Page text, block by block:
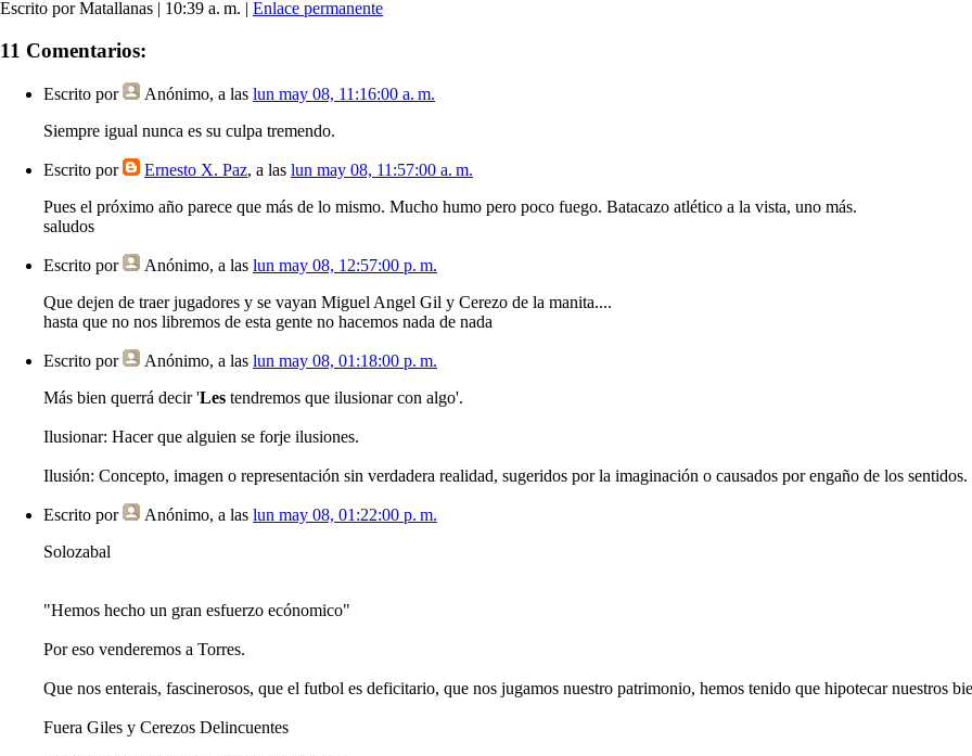
Escrito por Matallanas | 10:39 a. m. | Enlace permanente
11 Comentarios:
Escrito por Anónimo, a las lun may 08, 11:16:00 a. m.
Siempre igual nunca es su culpa tremendo.
Escrito por Ernesto X. Paz, a las lun may 08, 11:57:00 a. m.
Pues el próximo año parece que más de lo mismo. Mucho humo pero poco fuego. Batacazo atlético a la vista, uno más.
saludos
Escrito por Anónimo, a las lun may 08, 12:57:00 p. m.
Que dejen de traer jugadores y se vayan Miguel Angel Gil y Cerezo de la manita....
hasta que no nos libremos de esta gente no hacemos nada de nada
Escrito por Anónimo, a las lun may 08, 01:18:00 p. m.
Más bien querrá decir 'Les tendremos que ilusionar con algo'.
Ilusionar: Hacer que alguien se forje ilusiones.
Ilusión: Concepto, imagen o representación sin verdadera realidad, sugeridos por la imaginación o causados por engaño de los sentidos.
Escrito por Anónimo, a las lun may 08, 01:22:00 p. m.
Solozabal
"Hemos hecho un gran esfuerzo ecónomico"
Por eso venderemos a Torres.
Que nos enterais, fascinerosos, que el futbol es deficitario, que nos jugamos nuestro patrimonio, hemos tenido que hipotecar nuestros
Fuera Giles y Cerezos Delincuentes